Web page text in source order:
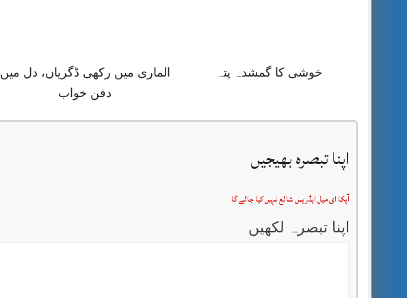
خوشی کا گمشدہ پتہ
الماری میں رکھی ڈگریاں، دل میں
دفن خواب
اپنا تبصرہ بھیجیں
آپکا ای میل ایڈریس شائع نہیں کیا جائے گا
اپنا تبصرہ لکھیں